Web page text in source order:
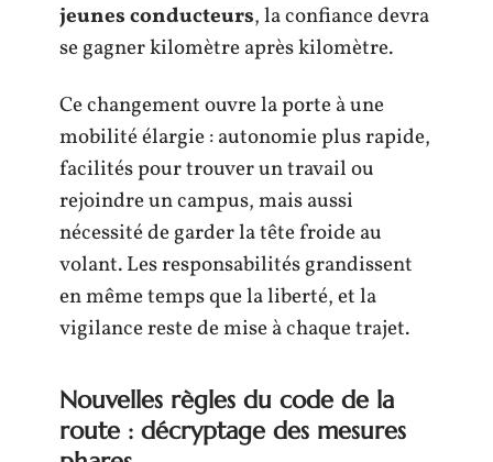
jeunes conducteurs, la confiance devra
se gagner kilomètre après kilomètre.
Ce changement ouvre la porte à une
mobilité élargie : autonomie plus rapide,
facilités pour trouver un travail ou
rejoindre un campus, mais aussi
nécessité de garder la tête froide au
volant. Les responsabilités grandissent
en même temps que la liberté, et la
vigilance reste de mise à chaque trajet.
Nouvelles règles du code de la
route : décryptage des mesures